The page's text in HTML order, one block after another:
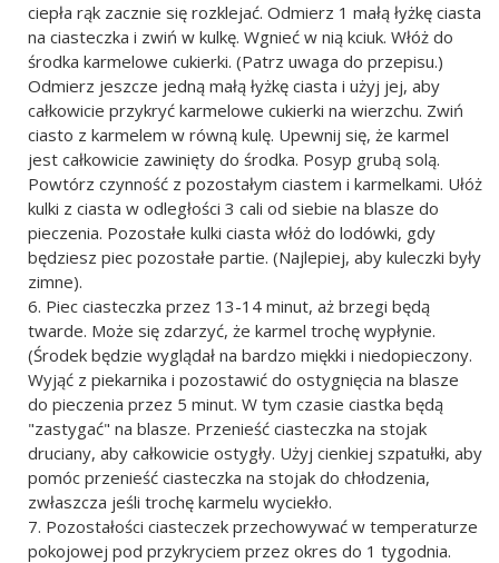
ciepła rąk zacznie się rozklejać. Odmierz 1 małą łyżkę ciasta
na ciasteczka i zwiń w kulkę. Wgnieć w nią kciuk. Włóż do
środka karmelowe cukierki. (Patrz uwaga do przepisu.)
Odmierz jeszcze jedną małą łyżkę ciasta i użyj jej, aby
całkowicie przykryć karmelowe cukierki na wierzchu. Zwiń
ciasto z karmelem w równą kulę. Upewnij się, że karmel
jest całkowicie zawinięty do środka. Posyp grubą solą.
Powtórz czynność z pozostałym ciastem i karmelkami. Ułóż
kulki z ciasta w odległości 3 cali od siebie na blasze do
pieczenia. Pozostałe kulki ciasta włóż do lodówki, gdy
będziesz piec pozostałe partie. (Najlepiej, aby kuleczki były
zimne).
Piec ciasteczka przez 13-14 minut, aż brzegi będą
twarde. Może się zdarzyć, że karmel trochę wypłynie.
(Środek będzie wyglądał na bardzo miękki i niedopieczony.
Wyjąć z piekarnika i pozostawić do ostygnięcia na blasze
do pieczenia przez 5 minut. W tym czasie ciastka będą
"zastygać" na blasze. Przenieść ciasteczka na stojak
druciany, aby całkowicie ostygły. Użyj cienkiej szpatułki, aby
pomóc przenieść ciasteczka na stojak do chłodzenia,
zwłaszcza jeśli trochę karmelu wyciekło.
Pozostałości ciasteczek przechowywać w temperaturze
pokojowej pod przykryciem przez okres do 1 tygodnia.